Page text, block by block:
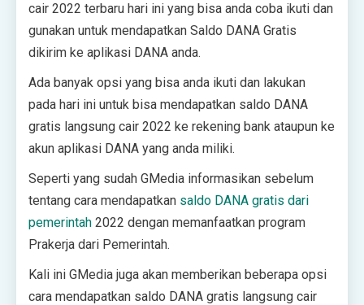
cair 2022 terbaru hari ini yang bisa anda coba ikuti dan
gunakan untuk mendapatkan Saldo DANA Gratis
dikirim ke aplikasi DANA anda.
Ada banyak opsi yang bisa anda ikuti dan lakukan
pada hari ini untuk bisa mendapatkan saldo DANA
gratis langsung cair 2022 ke rekening bank ataupun ke
akun aplikasi DANA yang anda miliki.
Seperti yang sudah GMedia informasikan sebelum
tentang cara mendapatkan saldo DANA gratis dari
pemerintah 2022 dengan memanfaatkan program
Prakerja dari Pemerintah.
Kali ini GMedia juga akan memberikan beberapa opsi
cara mendapatkan saldo DANA gratis langsung cair